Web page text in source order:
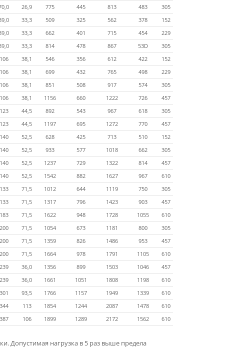
26,9 775 445 813 483
305
33,3 509 325 562 378
152
33,3 662 401 715 454
229
33,3 814 478 867 53D
305
106 38,1 546 356 612 422
152
106 38,1 699 432 765 498
229
106 38,1 851 508 917 574
305
106 38,1 1156 660 1222 726
457
123 44,5 892 543 967 618
305
123 44,5 1197 695 1272 770
457
140 52,5 628 425 713 510
152
140 52,5 933 577 1018 662
305
140 52,5 1237 729 1322 814
457
140 52,5 1542 882 1627 967
610
133 71,5 1012 644 1119 750
305
133 71,5 1317 796 1423 903
457
183 71,5 1622 948 1728 1055
610
200 71,5 1054 673 1181 800
305
200 71,5 1359 826 1486 953
457
200 71,5 1664 978 1791 1105
610
239 36,0 1356 899 1503 1046
457
239 36,0 1661 1051 1808 1198
610
301 93,5 1766 1157 1949 1339
610
344 113 1854 1244 2087 1478
610
387 106 1899 1289 2172 1562 610
Допустимая нагрузка в 5 раз выше предела